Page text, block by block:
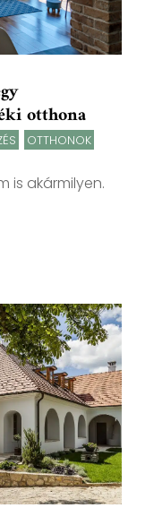
otthona
OTTHONOK
is akármilyen.